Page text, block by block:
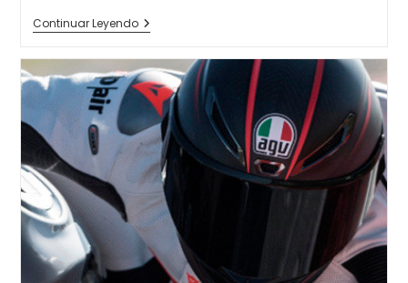
Continuar LeyendoCasco
Shoei
2:
Análisis
Técnico
Opiniones